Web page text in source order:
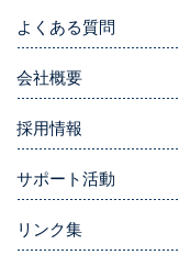
よくある質問
会社概要
採用情報
サポート活動
リンク集